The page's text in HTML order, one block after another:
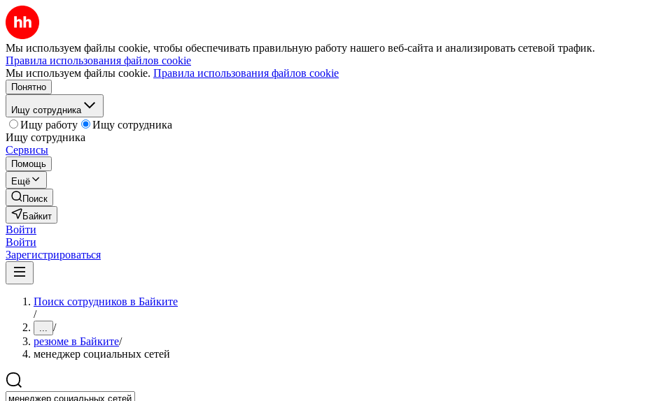
Мы используем файлы cookie, чтобы обеспечивать правильную работу нашего веб-сайта и анализировать сетевой трафик.
Правила использования файлов cookie
Мы используем файлы cookie. Правила использования файлов cookie
Понятно
Ищу сотрудника
Ищу работу
Ищу сотрудника
Ищу сотрудника
Сервисы
Помощь
Ещё
Поиск
Байкит
Войти
Войти
Зарегистрироваться
Поиск сотрудников в Байките
/
... /
резюме в Байките/
менеджер социальных сетей